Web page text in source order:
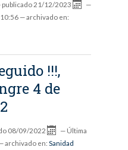
publicado 21/12/2023
—
— archivado en:
!!!,
4 de
08/09/2022 — Última
archivado en: Sanidad